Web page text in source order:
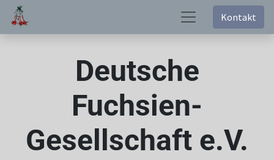
Kontakt
Deutsche
Fuchsien-
Gesellschaft e.V.